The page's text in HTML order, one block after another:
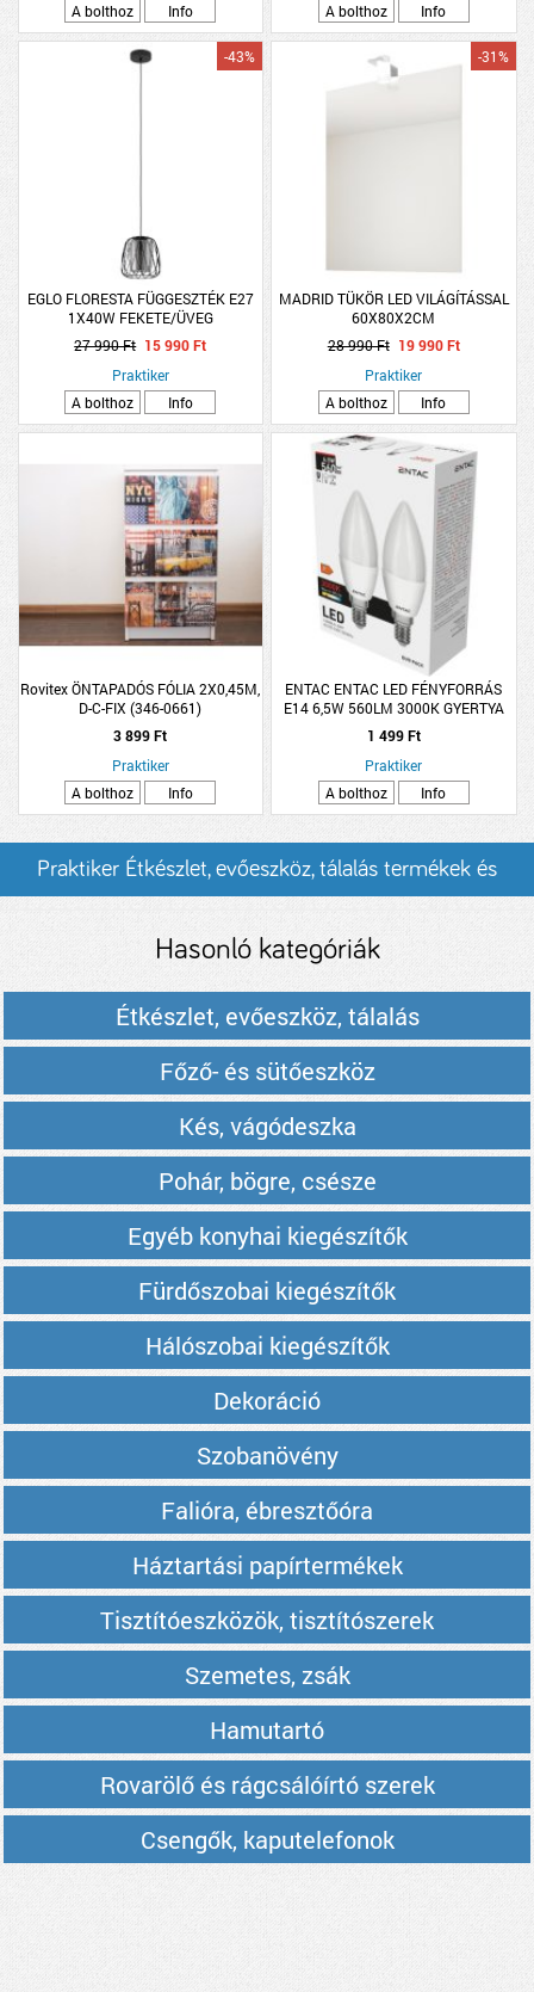
A bolthoz Info A bolthoz Info
EGLO FLORESTA FÜGGESZTÉK E27
1X40W FEKETE/ÜVEG
-43%
27 990 Ft 15 990 Ft
Praktiker
A bolthoz
Info
MADRID TÜKÖR LED VILÁGÍTÁSSAL
60X80X2CM
-31%
28 990 Ft 19 990 Ft
Praktiker
A bolthoz
Info
Rovitex ÖNTAPADÓS FÓLIA 2X0,45M,
D-C-FIX (346-0661)
&quot;MANHATTAN&quot;
3 899 Ft
Praktiker
A bolthoz
Info
ENTAC ENTAC LED FÉNYFORRÁS
E14 6,5W 560LM 3000K GYERTYA
WW 2DARAB/CSOMAG
1 499 Ft
Praktiker
A bolthoz
Info
Praktiker Étkészlet, evőeszköz, tálalás termékek és
Hasonló kategóriák
Étkészlet, evőeszköz, tálalás
Főző- és sütőeszköz
Kés, vágódeszka
Pohár, bögre, csésze
Egyéb konyhai kiegészítők
Fürdőszobai kiegészítők
Hálószobai kiegészítők
Dekoráció
Szobanövény
Falióra, ébresztőóra
Háztartási papírtermékek
Tisztítóeszközök, tisztítószerek
Szemetes, zsák
Hamutartó
Rovarölő és rágcsálóírtó szerek
Csengők, kaputelefonok